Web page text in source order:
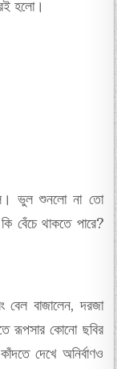
হলো।
ভুল শুনলো না তো
বেঁচে থাকতে পারে?
বাজালেন, দরজা
রূপসার কোনো ছবির
দেখে অনির্বাণও